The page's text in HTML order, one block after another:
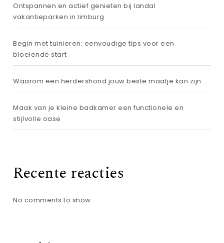
Ontspannen en actief genieten bij landal
vakantieparken in limburg
Begin met tuinieren: eenvoudige tips voor een
bloeiende start
Waarom een herdershond jouw beste maatje kan zijn
Maak van je kleine badkamer een functionele en
stijlvolle oase
Recente reacties
No comments to show.